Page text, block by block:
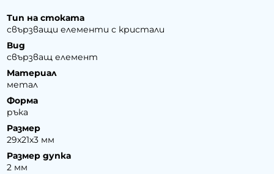
Тип на стоката
свързващи елементи с кристали
Вид
свързващ елемент
Материал
метал
Форма
ръка
Размер
29х21х3 мм
Размер дупка
2 мм